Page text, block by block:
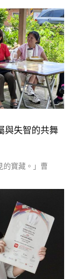
與失智的共舞
的寶藏。」曹